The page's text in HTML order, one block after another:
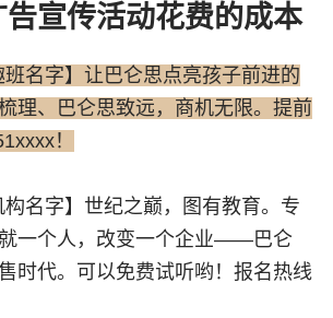
宣传活动花费的成本
名字】让巴仑思点亮孩子前进的
理、巴仑思致远，商机无限。提前
！
名字】世纪之巅，图有教育。专
一个人，改变一个企业——巴仑
时代。可以免费试听哟！报名热线